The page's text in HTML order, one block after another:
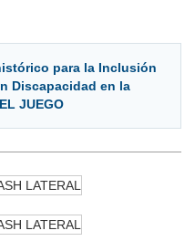
para la Inclusión
Discapacidad en la
JUEGO